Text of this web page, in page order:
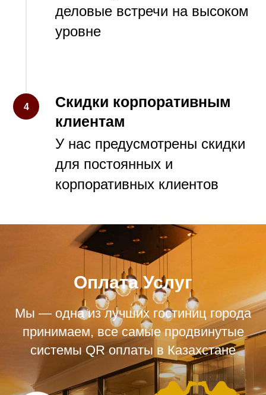
деловые встречи на высоком
уровне
4
Скидки корпоративным
клиентам
У нас предусмотрены скидки
для постоянных и
корпоративных клиентов
Оплата Услуг
Мы — одна из лучших гостиниц города
принимаем, все самые продвинутые
системы QR оплаты в Казахстане